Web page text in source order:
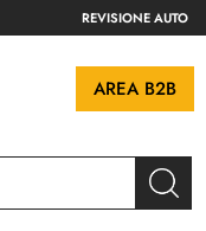
REVISIONE AUTO
AREA B2B